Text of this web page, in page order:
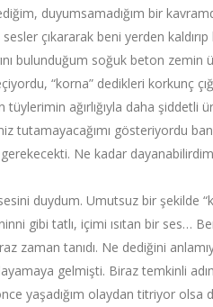
duyumsamadığım bir
sesler çıkararak beni yerden
bulunduğum soğuk beton
“korna” dedikleri korkunç
tüylerimin ağırlığıyla daha
tutamayacağımı gösteriyordu
Ne kadar
duydum. Umutsuz bir şekilde
gibi tatlı, içimi ısıtan bir ses…
zaman tanıdı. Ne dediğini
gelmişti. Biraz temkinli
yaşadığım olaydan titriyor